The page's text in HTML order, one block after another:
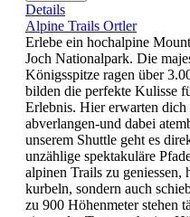
Details
Alpine Trails Ortler
Erlebe ein hochalpine
Joch Nationalpark. Die
Königsspitze ragen über
bilden die perfekte Kulisse
Erlebnis. Hier erwarten
abverlangen-und dabei
unserem Shuttle geht es
unzählige spektakuläre
alpinen Trails zu geniessen,
kurbeln, sondern auch
zu 900 Höhenmeter stehen